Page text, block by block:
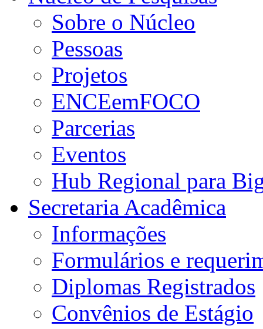
Sobre o Núcleo
Pessoas
Projetos
ENCEemFOCO
Parcerias
Eventos
Hub Regional para
Secretaria Acadêmica
Informações
Formulários e
Diplomas Registrados
Convênios de Estágio